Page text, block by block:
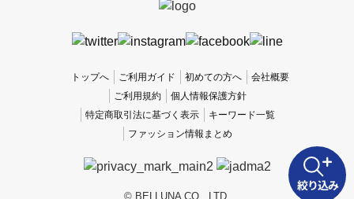
絞り込み
トップへ ご利用ガイド 初めての方へ
会社概要
ご利用規約
個人情報保護方針
特定商取引法に基づく表示
キーワード一覧
ファッション情報まとめ
© BELLUNA CO., LTD.